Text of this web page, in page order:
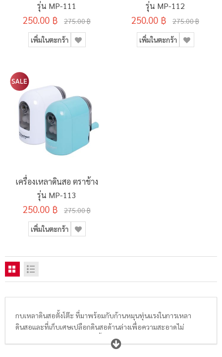
รุ่น MP-111
250.00 ฿ 275.00 ฿
เพิ่มในตะกร้า
รุ่น MP-112
250.00 ฿ 275.00 ฿
เพิ่มในตะกร้า
เครื่องเหลาดินสอ ตราช้าง
รุ่น MP-113
250.00 ฿ 275.00 ฿
เพิ่มในตะกร้า
กบเหลาดินสอตั้งโต๊ะ ที่มาพร้อมกับก้านหมุนทุ่นแรงในการเหลา
ดินสอและที่เก็บเศษเปลือกดินสอด้านล่างเพื่อความสะอาดไม่
เลอะเทอะ โดยกบเหลาดินสอตั้งโต๊ะจะใช้งานง่ายกว่ากบเหลาดินสอ
ธรรมดา ด้วยก้านจับที่จับถนัดมือ สามารถหมุนเหลาดินสอได้อย่าง